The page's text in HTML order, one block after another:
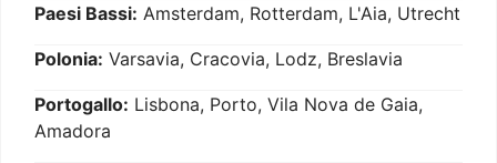
Paesi Bassi: Amsterdam, Rotterdam, L'Aia, Utrecht
Polonia: Varsavia, Cracovia, Lodz, Breslavia
Portogallo: Lisbona, Porto, Vila Nova de Gaia,
Amadora